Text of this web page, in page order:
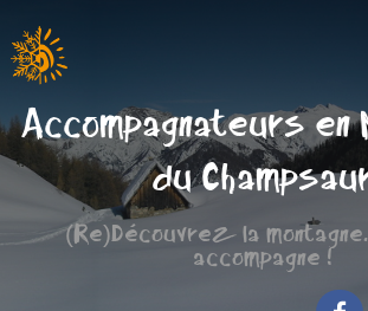
Accompagnateurs en
du
(Re)Découvrez la
accompagne !
Nos
Groupe